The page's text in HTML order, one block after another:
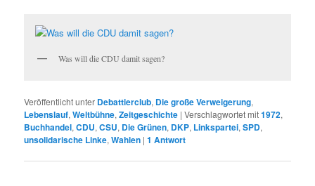
Was will die CDU damit sagen?
Veröffentlicht unter Debattierclub, Die große Verweigerung,
Lebenslauf,Weltbühne,Zeitgeschichte |Verschlagwortet mit1972,
Buchhandel,CDU,CSU, Die Grünen, DKP, Linkspartei,SPD,
unsolidarische Linke,Wahlen |1 Antwort